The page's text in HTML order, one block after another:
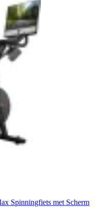
Spinningfiets met Scherm